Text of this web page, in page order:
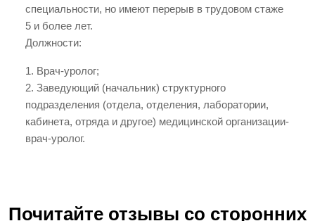
специальности, но имеют перерыв в трудовом стаже
5 и более лет.
Должности:
1. Врач-уролог;
2. Заведующий (начальник) структурного
подразделения (отдела, отделения, лаборатории,
кабинета, отряда и другое) медицинской организации-
врач-уролог.
Почитайте отзывы со сторонних